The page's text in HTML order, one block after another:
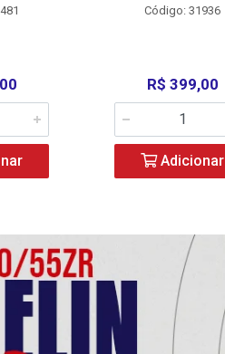
Código: 31936
R$ 399,00
Adicionar